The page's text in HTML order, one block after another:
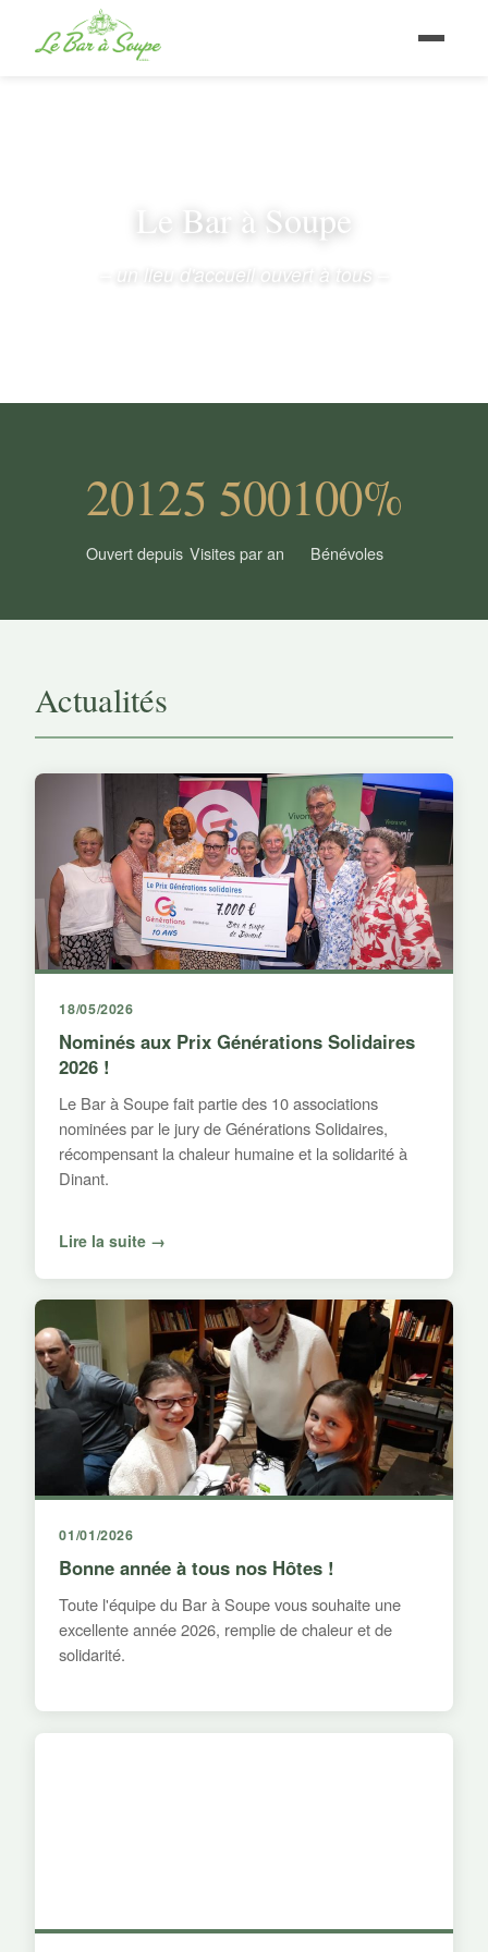
Le Bar à Soupe
– un lieu d'accueil ouvert à tous –
2012
Ouvert depuis
5 500
Visites par an
100%
Bénévoles
Actualités
18/05/2026
Nominés aux Prix Générations Solidaires
2026 !
Le Bar à Soupe fait partie des 10 associations
nominées par le jury de Générations Solidaires,
récompensant la chaleur humaine et la solidarité à
Dinant.
Lire la suite →
01/01/2026
Bonne année à tous nos Hôtes !
Toute l'équipe du Bar à Soupe vous souhaite une
excellente année 2026, remplie de chaleur et de
solidarité.